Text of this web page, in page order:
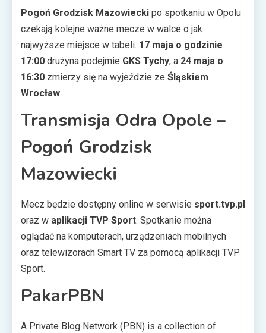
Pogoń Grodzisk Mazowiecki po spotkaniu w Opolu
czekają kolejne ważne mecze w walce o jak
najwyższe miejsce w tabeli. 17 maja o godzinie
17:00 drużyna podejmie GKS Tychy, a 24 maja o
16:30 zmierzy się na wyjeździe ze Śląskiem
Wrocław.
Transmisja Odra Opole –
Pogoń Grodzisk
Mazowiecki
Mecz będzie dostępny online w serwisie sport.tvp.pl
oraz w aplikacji TVP Sport. Spotkanie można
oglądać na komputerach, urządzeniach mobilnych
oraz telewizorach Smart TV za pomocą aplikacji TVP
Sport.
PakarPBN
A Private Blog Network (PBN) is a collection of